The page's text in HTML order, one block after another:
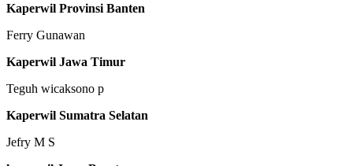
Kaperwil Provinsi Banten
Ferry Gunawan
Kaperwil Jawa Timur
Teguh wicaksono p
Kaperwil Sumatra Selatan
Jefry M S